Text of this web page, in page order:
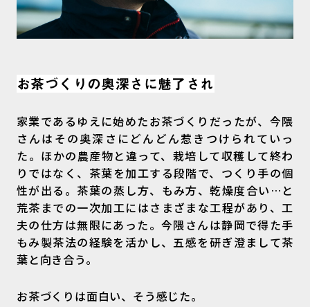
お茶づくりの奥深さに魅了され
家業であるゆえに始めたお茶づくりだったが、今隈
さんはその奥深さにどんどん惹きつけられていっ
た。ほかの農産物と違って、栽培して収穫して終わ
りではなく、茶葉を加工する段階で、つくり手の個
性が出る。茶葉の蒸し方、もみ方、乾燥度合い…と
荒茶までの一次加工にはさまざまな工程があり、工
夫の仕方は無限にあった。今隈さんは静岡で得た手
もみ製茶法の経験を活かし、五感を研ぎ澄まして茶
葉と向き合う。
お茶づくりは面白い、そう感じた。